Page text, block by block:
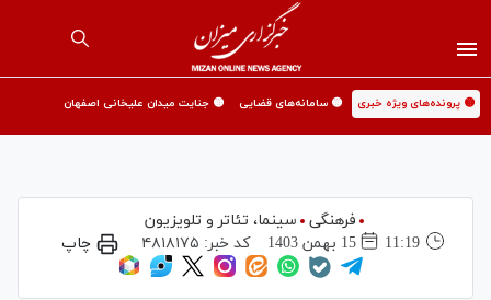
🟡 پرونده‌های ویژه خبری 🟡 سامانه‌های قضایی 🟡 جنایت میدان علیخانی اصفهان
فرهنگی
سینما،‌ تئاتر و تلویزیون
11:19
15 بهمن 1403 کد خبر: ۴۸۱۸۱۷۵ چاپ